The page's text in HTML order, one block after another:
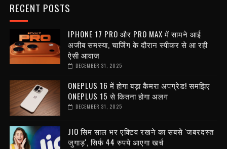
RECENT POSTS
IPHONE 17 PRO और PRO MAX में सामने आई
अजीब समस्या, चार्जिंग के दौरान स्पीकर से आ रही
ऐसी आवाज
DECEMBER 31, 2025
ONEPLUS 16 में होगा बड़ा कैमरा अपग्रेड! समझिए
ONEPLUS 15 से कितना होगा अलग
DECEMBER 31, 2025
JIO सिम साल भर एक्टिव रखने का सबसे 'जबरदस्त
जुगाड़', सिर्फ 44 रुपये आएगा खर्च